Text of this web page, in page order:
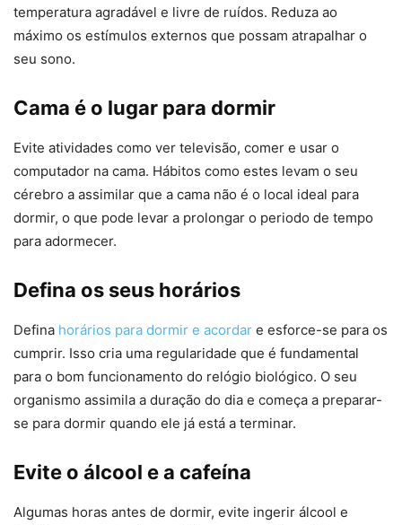
temperatura agradável e livre de ruídos. Reduza ao
máximo os estímulos externos que possam atrapalhar o
seu sono.
Cama é o lugar para dormir
Evite atividades como ver televisão, comer e usar o
computador na cama. Hábitos como estes levam o seu
cérebro a assimilar que a cama não é o local ideal para
dormir, o que pode levar a prolongar o periodo de tempo
para adormecer.
Defina os seus horários
Defina horários para dormir e acordar e esforce-se para os
cumprir. Isso cria uma regularidade que é fundamental
para o bom funcionamento do relógio biológico. O seu
organismo assimila a duração do dia e começa a preparar-
se para dormir quando ele já está a terminar.
Evite o álcool e a cafeína
Algumas horas antes de dormir, evite ingerir álcool e